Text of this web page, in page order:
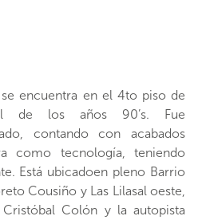
encuentra en el 4to piso de
de los años 90’s. Fue
contando con acabados
como tecnología, teniendo
Está ubicadoen pleno Barrio
Cousiño y Las Lilasal oeste,
Colón y la autopista